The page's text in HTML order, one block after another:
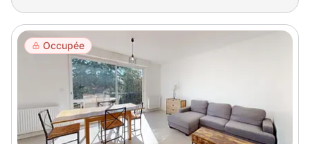
Occupée